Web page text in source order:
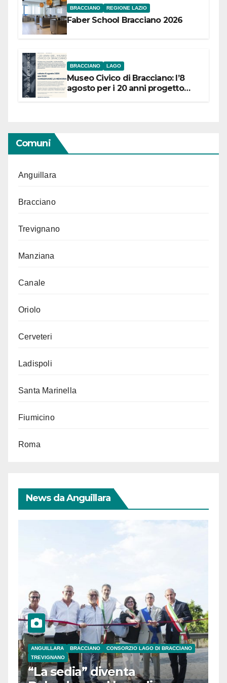
BRACCIANO REGIONE LAZIO
Faber School Bracciano 2026
BRACCIANO LAGO
Museo Civico di Bracciano: l’8
agosto per i 20 anni progetto
Comuni
Anguillara
Bracciano
Trevignano
Manziana
Canale
Oriolo
Cerveteri
Ladispoli
Santa Marinella
Fiumicino
Roma
News da Anguillara
ANGUILLARA BRACCIANO
CONSORZIO LAGO DI BRACCIANO
TREVIGNANO
“La sedia” diventa